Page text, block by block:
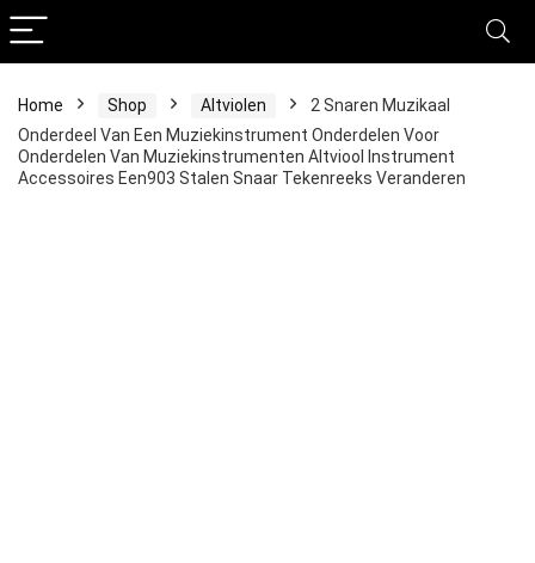
Home Shop Altviolen
2 Snaren Muzikaal
Onderdeel Van Een Muziekinstrument Onderdelen Voor
Onderdelen Van Muziekinstrumenten Altviool Instrument
Accessoires Een903 Stalen Snaar Tekenreeks Veranderen